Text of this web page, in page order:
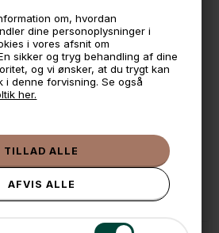
om, hvordan
dine personoplysninger i
i vores afsnit om
sikker og tryg behandling af dine
og vi ønsker, at du trygt kan
i denne forvisning. Se også
her.
samme dag på hverdage
i kurven, er den på lager
anmeldelser ★★★★★
(9-12)
(24/7)